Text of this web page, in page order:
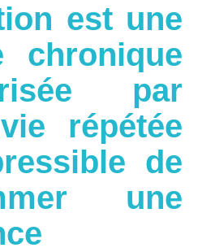
est une
chronique
par
répétée
de
une